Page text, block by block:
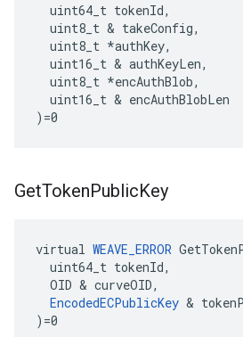
  uint64_t tokenId,
  uint8_t & takeConfig,
  uint8_t *authKey,
  uint16_t & authKeyLen,
  uint8_t *encAuthBlob,
  uint16_t & encAuthBlobLen
)=0
GetTokenPublicKey
virtual WEAVE_ERROR
  uint64_t tokenId,
  OID & curveOID,
EncodedECPublicKey &
)=0